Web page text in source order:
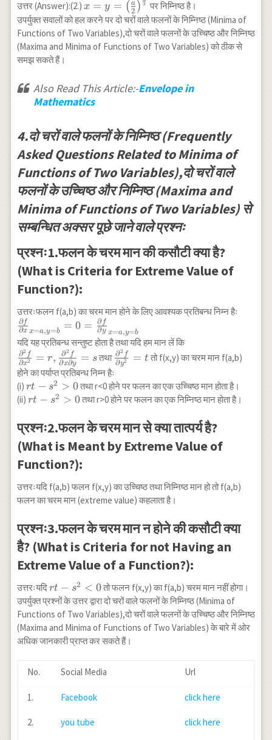
{y}\right)
उत्तर (Answer):(2.)
{2}\right)^{\frac{1}
{3}}
x = y = ( 2
a ) 3
पर निम्निष्ठ है।
उपर्युक्त सवालों को हल करने पर दो चरों वाले फलनों के निम्निष्ठ (Minima of
Functions of Two Variables),दो चरों वाले फलनों के उच्चिष्ठ और निम्निष्ठ
(Maxima and Minima of Functions of Two Variables) को ठीक से
समझ सकते हैं।
Also Read This Article:-Envelope in
Mathematics
4.दो चरों वाले फलनों के निम्निष्ठ (Frequently
Asked Questions Related to Minima of
Functions of Two Variables),दो चरों वाले
फलनों के उच्चिष्ठ और निम्निष्ठ (Maxima and
Minima of Functions of Two Variables) से
सम्बन्धित अक्सर पूछे जाने वाले प्रश्नः
प्रश्नः1.फलन के चरम मान की कसौटी क्या है?
(What is Criteria for Extreme Value of
Function?):
उत्तरःफलन f(a,b) का चरम मान होने के लिए आवश्यक प्रतिबन्ध निम्न हैः
\frac{\partial f}{\partial
x}_{x=a,y=b}=0=\frac{\partial
f}{\partial y}_{x=a,y=b}
∂x
∂f
x=a,y=b = 0 = ∂y
∂f
x=a,y=b
यदि यह प्रतिबन्ध सन्तुष्ट होता है तथा यदि हम मान लें कि
\frac{\partial^2
f}{\partial
x^2}=r,
\frac{\partial^2
f}{\partial x
∂x2
∂2 f = r, ∂x∂y
∂2 f = sतथा \frac{\partial^{2}
f}{\partial
y^2}=t
∂y2
∂2 f = t तो f(x,y) का चरम मान f(a,b)
होने का पर्याप्त प्रतिबन्ध निम्न हैः
(i) r t-
s^2>0
rt − s2 > 0तथा r<0 होने पर फलन का एक उच्चिष्ठ मान होता है।
(ii) r t-
rt − s2 > 0तथा r>0 होने पर फलन का एक निम्निष्ठ मान होता है।
प्रश्नः2.फलन के चरम मान से क्या तात्पर्य है?
(What is Meant by Extreme Value of
Function?):
उत्तरःयदि f(a,b) फलन f(x,y) का उच्चिष्ठ तथा निम्निष्ठ मान हो तो f(a,b)
फलन का चरम मान (extreme value) कहलाता है।
प्रश्नः3.फलन के चरम मान न होने की कसौटी क्या
है? (What is Criteria for not Having an
Extreme Value of a Function?):
उत्तरःयदिr t-
s^2<0
rt − s2 < 0तो फलन f(x,y) का f(a,b) चरम मान नहीं होगा।
उपर्युक्त प्रश्नों के उत्तर द्वारा दो चरों वाले फलनों के निम्निष्ठ (Minima of
Functions of Two Variables),दो चरों वाले फलनों के उच्चिष्ठ और निम्निष्ठ
(Maxima and Minima of Functions of Two Variables) के बारे में ओर
अधिक जानकारी प्राप्त कर सकते हैं।
No. Social Media Url
1. Facebook click here
2. you tube click here